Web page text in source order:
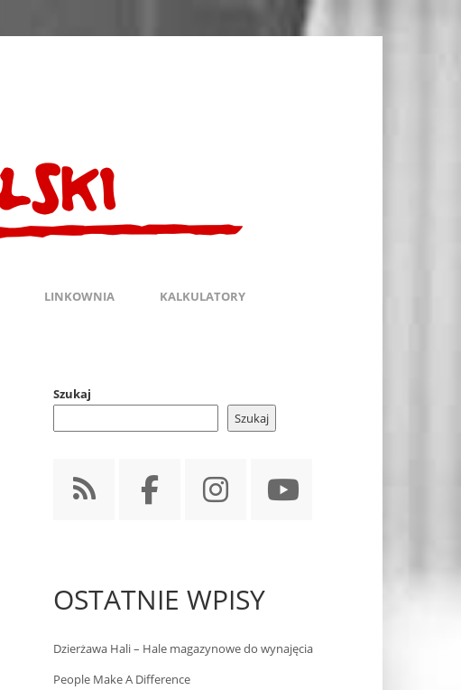
LINKOWNIA KALKULATORY
Szukaj
Szukaj
OSTATNIE WPISY
Dzierżawa Hali – Hale magazynowe do wynajęcia
People Make A Difference